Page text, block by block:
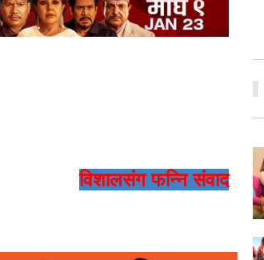
विशालसंग फन्नि संवाद